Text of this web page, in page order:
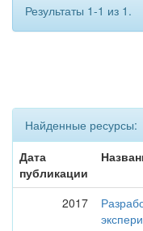
Результаты 1-1 из 1.
Найденные ресурсы:
Дата
публикации
2017